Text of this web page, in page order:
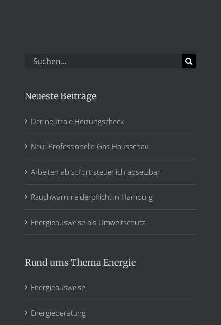
Suche
Neueste Beiträge
Der neutrale Heizungscheck
Neu: Professionelle Gas-Hausschau
Arbeiten ab sofort steuerlich absetzbar
Rauchwarnmelderpflicht in Hamburg
Energieausweise als Umweltschutz
Rund ums Thema Energie
Energieausweise
Energieberatung